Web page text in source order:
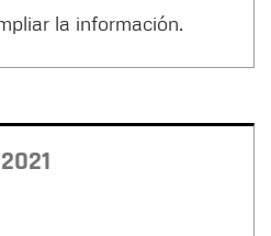
la información.
2021